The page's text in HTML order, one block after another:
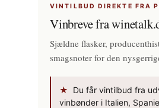
VINTILBUD DIREKTE FRA
Vinbreve fra
Sjældne flasker,
smagsnoter for den
★
Du får vintilbud fra
vinbønder i Italien,